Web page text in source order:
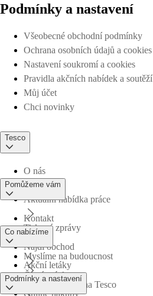
Podmínky a nastavení
Všeobecné obchodní podmínky
Ochrana osobních údajů a cookies
Nastavení soukromí a cookies
Pravidla akčních nabídek a soutěží
Můj účet
Chci novinky
Tesco
O nás
Aktuální nabídka práce
Tiskové zprávy
Myslíme na budoucnost
Obchodní skupina Tesco
Pomůžeme vám
Kontakt
Najdi obchod
Časté otázky
Co nabízíme
Akční letáky
Online nákupy
Podmínky a nastavení